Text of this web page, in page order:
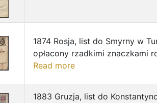
1874 Rosja, list do Smyrny w
opłacony rzadkimi znaczkami
Read more
1883 Gruzja, list do